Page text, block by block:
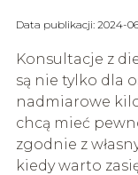
Data publikacji: 2024-
Konsultacje z
są nie tylko dla
nadmiarowe
chcą mieć
zgodnie z
kiedy warto